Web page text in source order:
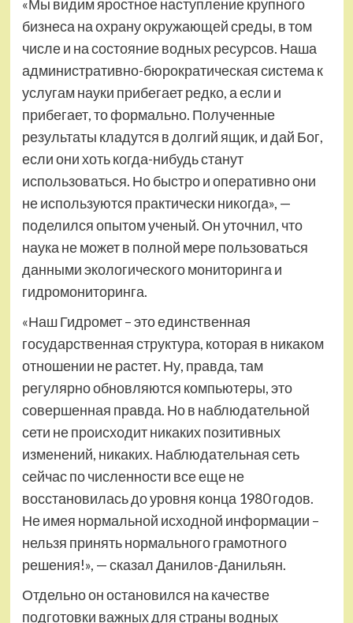
«Мы видим яростное наступление крупного
бизнеса на охрану окружающей среды, в том
числе и на состояние водных ресурсов. Наша
административно-бюрократическая система к
услугам науки прибегает редко, а если и
прибегает, то формально. Полученные
результаты кладутся в долгий ящик, и дай Бог,
если они хоть когда-нибудь станут
использоваться. Но быстро и оперативно они
не используются практически никогда», —
поделился опытом ученый. Он уточнил, что
наука не может в полной мере пользоваться
данными экологического мониторинга и
гидромониторинга.
«Наш Гидромет – это единственная
государственная структура, которая в никаком
отношении не растет. Ну, правда, там
регулярно обновляются компьютеры, это
совершенная правда. Но в наблюдательной
сети не происходит никаких позитивных
изменений, никаких. Наблюдательная сеть
сейчас по численности все еще не
восстановилась до уровня конца 1980 годов.
Не имея нормальной исходной информации –
нельзя принять нормального грамотного
решения!», — сказал Данилов-Данильян.
Отдельно он остановился на качестве
подготовки важных для страны водных